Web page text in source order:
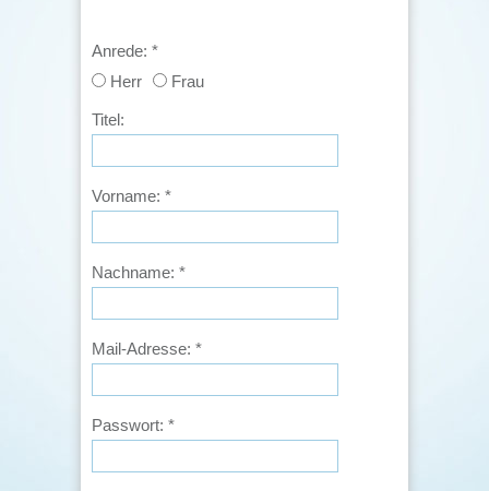
Anrede: *
Herr
Frau
Titel:
Vorname: *
Nachname: *
Mail-Adresse: *
Passwort: *